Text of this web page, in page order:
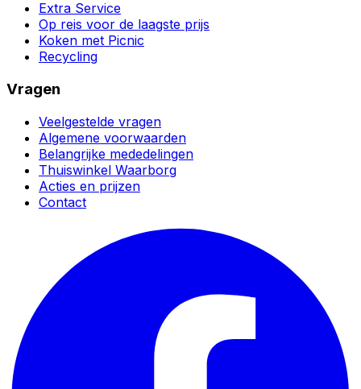
Extra Service
Op reis voor de laagste prijs
Koken met Picnic
Recycling
Vragen
Veelgestelde vragen
Algemene voorwaarden
Belangrijke mededelingen
Thuiswinkel Waarborg
Acties en prijzen
Contact